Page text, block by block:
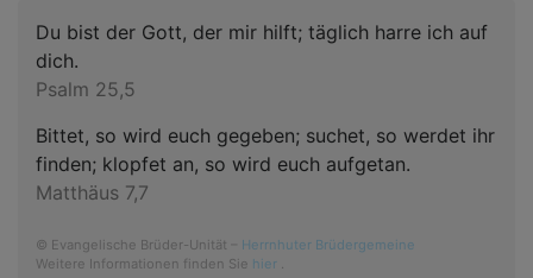
Du bist der Gott, der mir hilft; täglich harre ich auf
dich.
Psalm 25,5
Bittet, so wird euch gegeben; suchet, so werdet ihr
finden; klopfet an, so wird euch aufgetan.
Matthäus 7,7
© Evangelische Brüder-Unität – Herrnhuter Brüdergemeine
Weitere Informationen finden Sie hier